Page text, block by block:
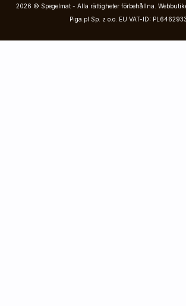
2026 © Spegelmat - Alla rättigheter förbehållna.
Piga.pl Sp. z o.o. EU VAT-ID: